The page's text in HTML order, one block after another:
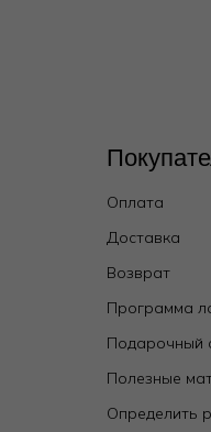
Оплата
Доставка
Возврат
Программа
Подарочный
Полезные
Определить